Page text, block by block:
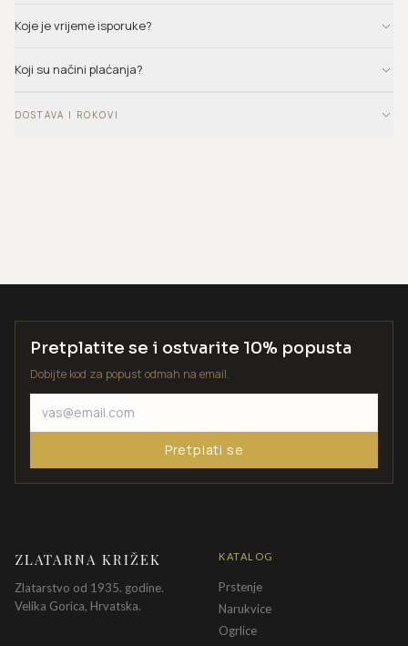
Koje je vrijeme isporuke?
Koji su načini plaćanja?
DOSTAVA I ROKOVI
Pretplatite se i ostvarite 10% popusta
Dobijte kod za popust odmah na email.
Pretplati se
ZLATARNA KRIŽEK
Zlatarstvo od 1935. godine.
Velika Gorica, Hrvatska.
KATALOG
Prstenje
Narukvice
Ogrlice